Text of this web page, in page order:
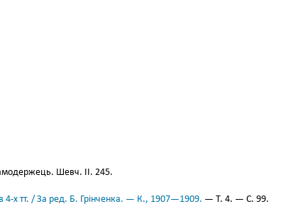
Шевч. ІІ. 245.
4-х тт. / За ред. Б. Грінченка. — К., 1907—1909. — Т. 4. — С. 99.